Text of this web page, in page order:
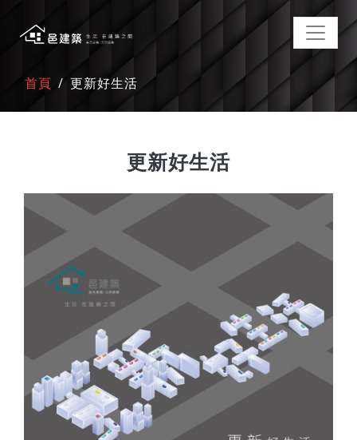
首頁 更新好生活
更新好生活